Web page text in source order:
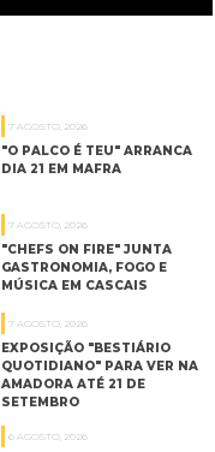
7 AGOSTO, 2026
"O PALCO É TEU" ARRANCA
DIA 21 EM MAFRA
7 AGOSTO, 2026
"CHEFS ON FIRE" JUNTA
GASTRONOMIA, FOGO E
MÚSICA EM CASCAIS
7 AGOSTO, 2026
EXPOSIÇÃO "BESTIÁRIO
QUOTIDIANO" PARA VER NA
AMADORA ATÉ 21 DE
SETEMBRO
6 AGOSTO, 2026